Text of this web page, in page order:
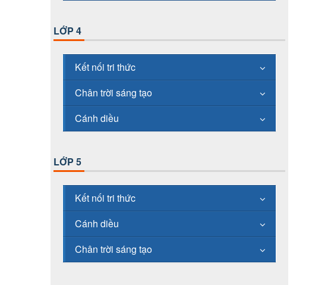
LỚP 4
Kết nối tri thức
Chân trời sáng tạo
Cánh diều
LỚP 5
Kết nối tri thức
Cánh diều
Chân trời sáng tạo